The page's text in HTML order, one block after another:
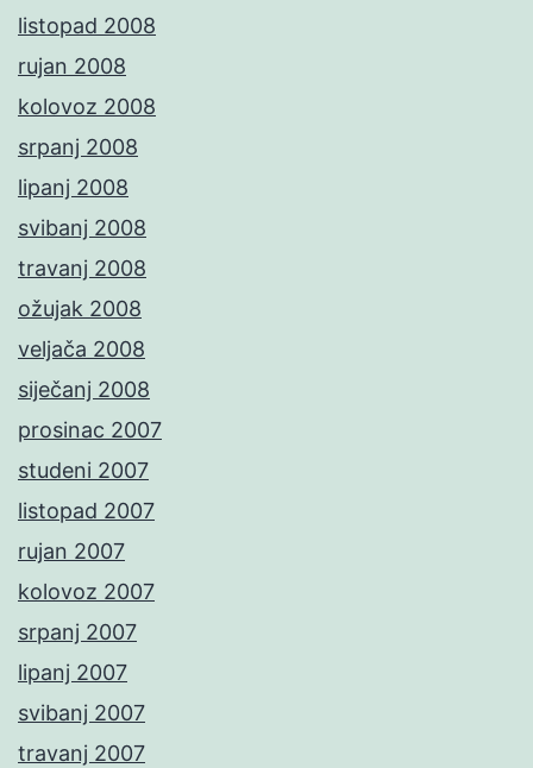
listopad 2008
rujan 2008
kolovoz 2008
srpanj 2008
lipanj 2008
svibanj 2008
travanj 2008
ožujak 2008
veljača 2008
siječanj 2008
prosinac 2007
studeni 2007
listopad 2007
rujan 2007
kolovoz 2007
srpanj 2007
lipanj 2007
svibanj 2007
travanj 2007